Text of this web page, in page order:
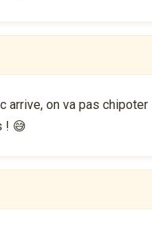
arrive, on va pas
! 😅